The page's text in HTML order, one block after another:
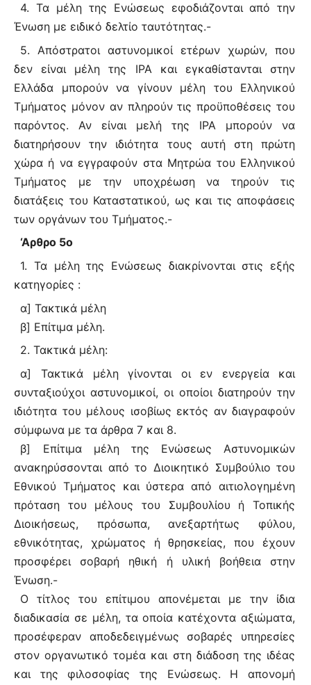
4. Τα μέλη της Ενώσεως εφοδιάζονται από την
Ένωση με ειδικό δελτίο ταυτότητας.-
5. Απόστρατοι αστυνομικοί ετέρων χωρών, που
δεν είναι μέλη της ΙΡΑ και εγκαθίστανται στην
Ελλάδα μπορούν να γίνουν μέλη του Ελληνικού
Τμήματος μόνον αν πληρούν τις προϋποθέσεις του
παρόντος. Αν είναι μελή της ΙΡΑ μπορούν να
διατηρήσουν την ιδιότητα τους αυτή στη πρώτη
χώρα ή να εγγραφούν στα Μητρώα του Ελληνικού
Τμήματος με την υποχρέωση να τηρούν τις
διατάξεις του Καταστατικού, ως και τις αποφάσεις
των οργάνων του Τμήματος.-
‘Αρθρο 5ο
1. Τα μέλη της Ενώσεως διακρίνονται στις εξής
κατηγορίες :
α] Τακτικά μέλη
β] Επίτιμα μέλη.
2. Τακτικά μέλη:
α] Τακτικά μέλη γίνονται οι εν ενεργεία και
συνταξιούχοι αστυνομικοί, οι οποίοι διατηρούν την
ιδιότητα του μέλους ισοβίως εκτός αν διαγραφούν
σύμφωνα με τα άρθρα 7 και 8.
β] Επίτιμα μέλη της Ενώσεως Αστυνομικών
ανακηρύσσονται από το Διοικητικό Συμβούλιο του
Εθνικού Τμήματος και ύστερα από αιτιολογημένη
πρόταση του μέλους του Συμβουλίου ή Τοπικής
Διοικήσεως, πρόσωπα, ανεξαρτήτως φύλου,
εθνικότητας, χρώματος ή θρησκείας, που έχουν
προσφέρει σοβαρή ηθική ή υλική βοήθεια στην
Ένωση.-
Ο τίτλος του επίτιμου απονέμεται με την ίδια
διαδικασία σε μέλη, τα οποία κατέχοντα αξιώματα,
προσέφεραν αποδεδειγμένως σοβαρές υπηρεσίες
στον οργανωτικό τομέα και στη διάδοση της ιδέας
και της φιλοσοφίας της Ενώσεως. Η απονομή